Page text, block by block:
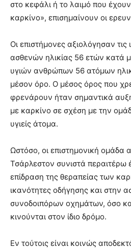
στο κεφάλι ή το λαιμό που
καρκίνο», επισημαίνουν οι
Οι επιστήμονες αξιολόγησαν
ασθενών ηλικίας 56 ετών κατά
υγιών ανθρώπων 56 ατόμων
μέσον όρο. Ο μέσος όρος που
φρενάρουν ήταν σημαντικά
με καρκίνο σε σχέση με την
υγιείς άτομα.
Ωστόσο, οι επιστημονική ομάδα
Τσάρλεστον συνιστά περαιτέρω
επίδραση της θεραπείας των
ικανότητες οδήγησης και στην
συνοδοιπόρων οχημάτων, όσο
κινούνται στον ίδιο δρόμο.
Εν τούτοις είναι κοινώς